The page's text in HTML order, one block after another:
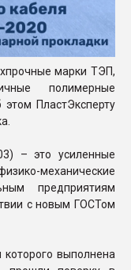
марки ТЭП,
полимерные
ПластЭксперту
– это усиленные
механические
предприятиям
с новым ГОСТом
выполнена